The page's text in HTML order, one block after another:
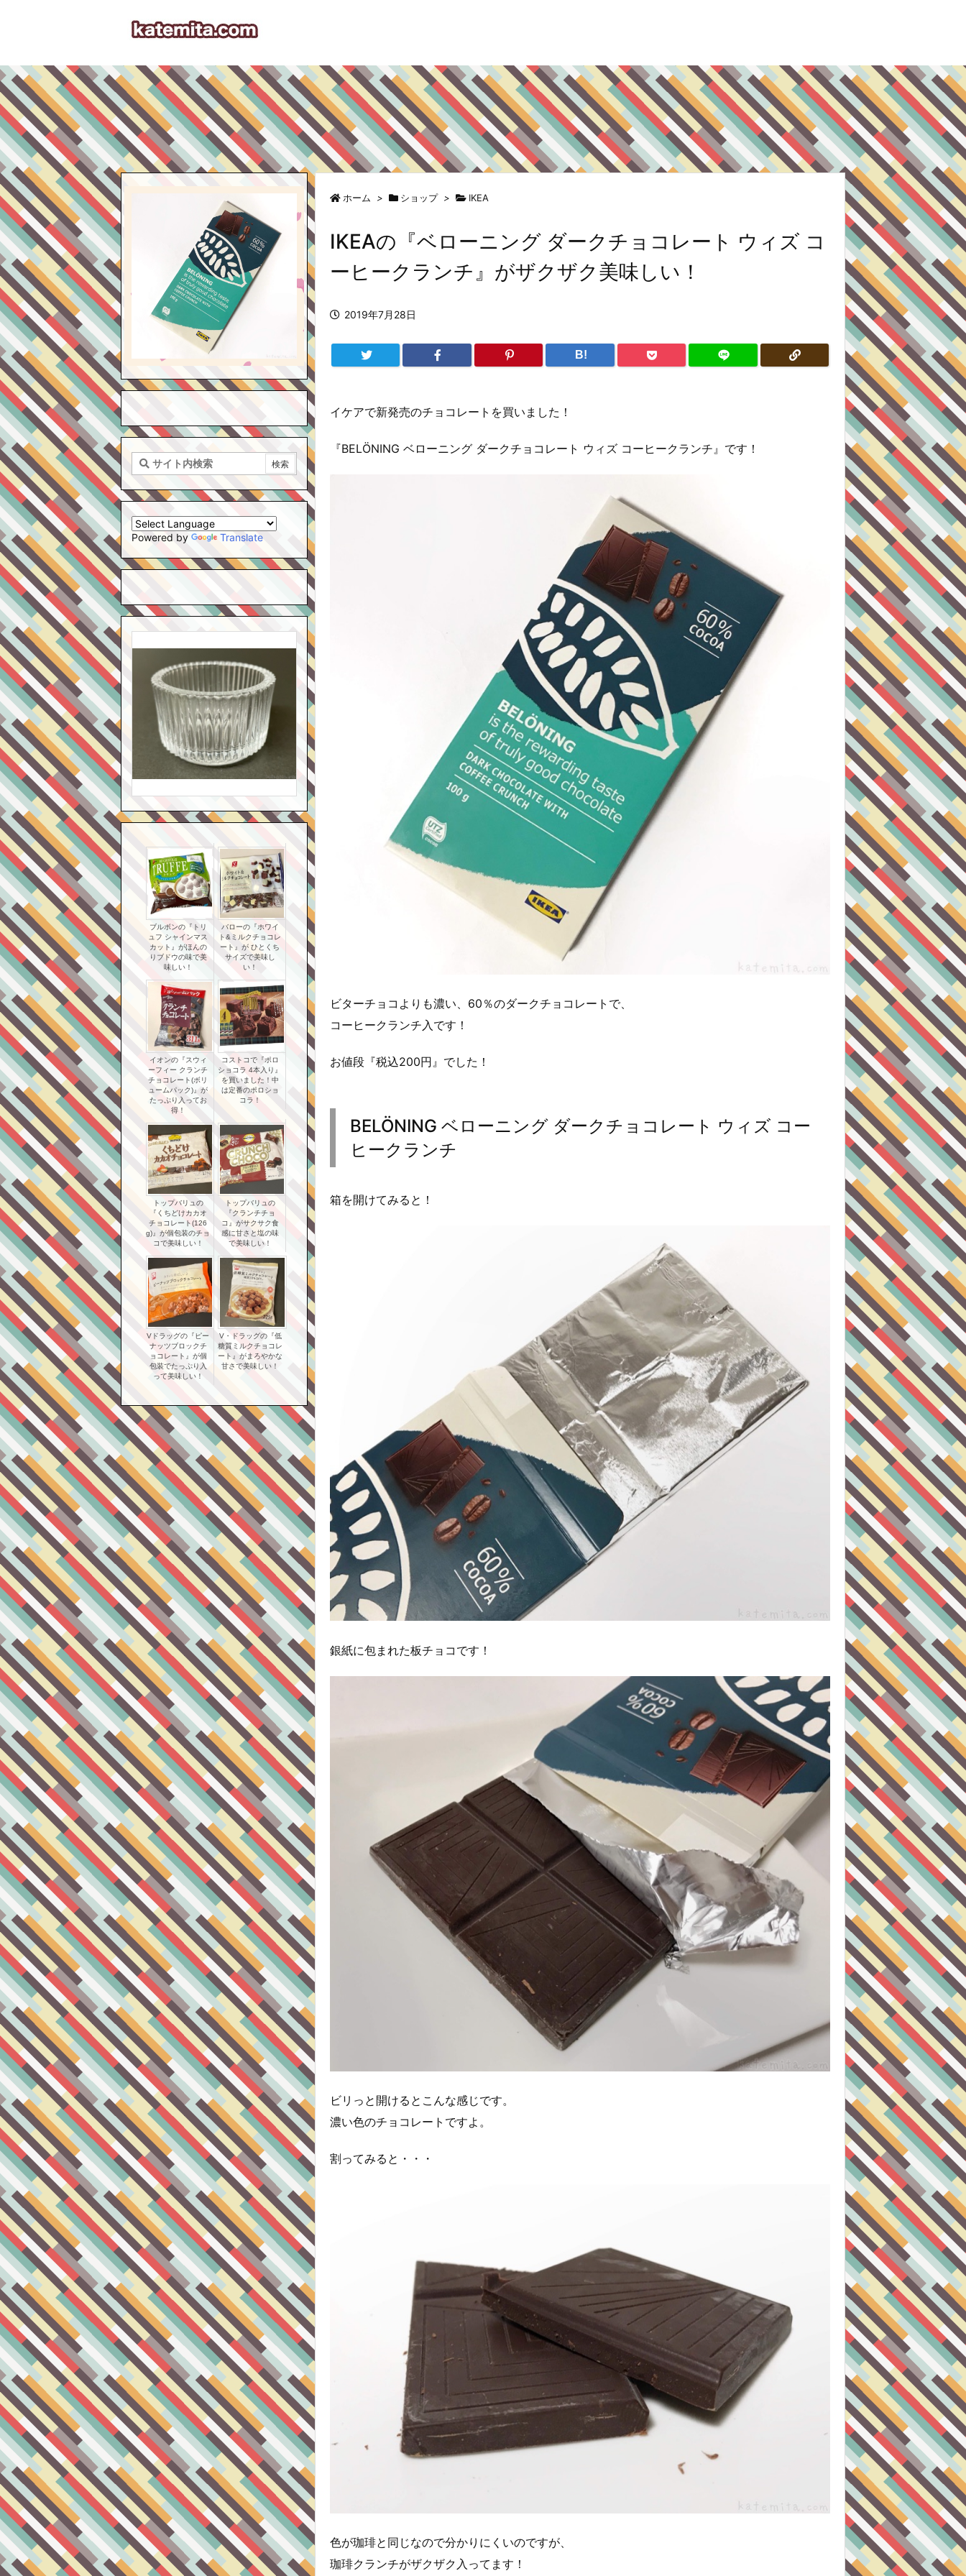
ホーム > ショップ > IKEA
IKEAの『ベローニング ダークチョコレート ウィズ コ
ーヒークランチ』がザクザク美味しい！
2019年7月28日
B!
イケアで新発売のチョコレートを買いました！
『BELÖNING ベローニング ダークチョコレート ウィズ コーヒークランチ』です！
ビターチョコよりも濃い、60％のダークチョコレートで、
コーヒークランチ入です！
お値段『税込200円』でした！
BELÖNING ベローニング ダークチョコレート ウィズ コー
ヒークランチ
箱を開けてみると！
銀紙に包まれた板チョコです！
ビリっと開けるとこんな感じです。
濃い色のチョコレートですよ。
割ってみると・・・
色が珈琲と同じなので分かりにくいのですが、
珈琲クランチがザクザク入ってます！
Powered by Translate
ブルボンの『トリ
ュフ シャインマス
カット』がほんの
りブドウの味で美
味しい！
バローの『ホワイ
ト&ミルクチョコレ
ート』が ひとくち
サイズで美味し
い！
イオンの『スウィ
ーフィー クランチ
チョコレート(ボリ
ュームパック)』が
たっぷり入ってお
得！
コストコで『ポロ
ショコラ 4本入り』
を買いました！中
は定番のポロショ
コラ！
トップバリュの
『くちどけカカオ
チョコレート(126
g)』が個包装のチョ
コで美味しい！
トップバリュの
『クランチチョ
コ』がサクサク食
感に甘さと塩の味
で美味しい！
Vドラッグの『ピー
ナッツブロックチ
ョコレート』が個
包装でたっぷり入
って美味しい！
V・ドラッグの『低
糖質ミルクチョコレ
ート』がまろやかな
甘さで美味しい！